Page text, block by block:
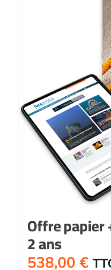
Offre papier
2 ans
538,00 €